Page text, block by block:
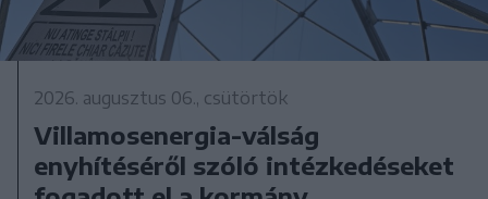
2026. augusztus 06., csütörtök
Villamosenergia-válság
enyhítéséről szóló intézkedéseket